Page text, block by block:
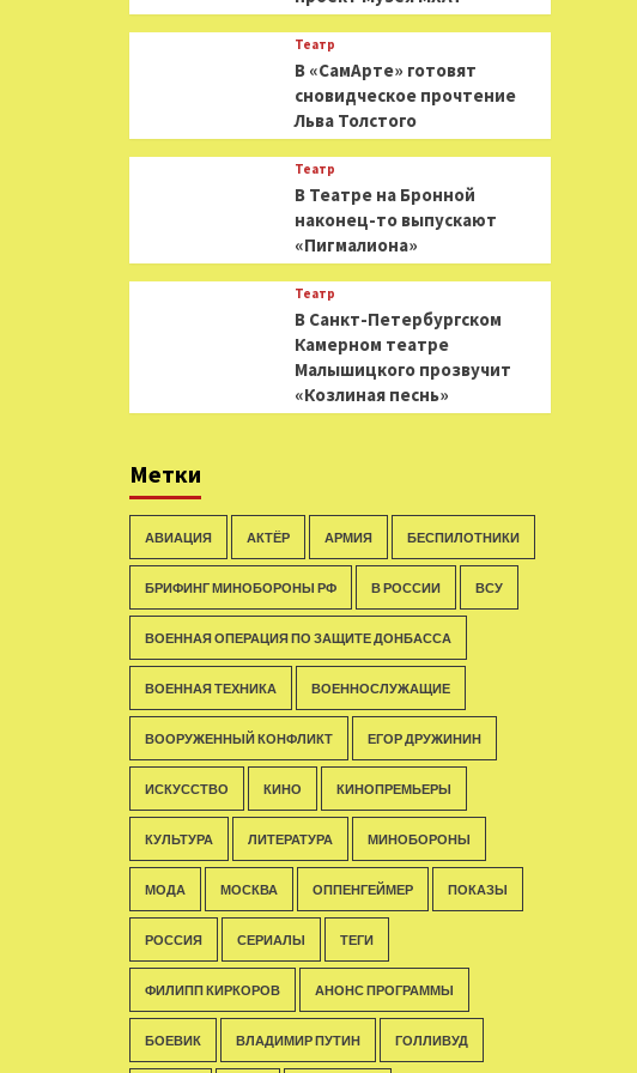
Театр
В «СамАрте» готовят
сновидческое прочтение
Льва Толстого
Театр
В Театре на Бронной
наконец-то выпускают
«Пигмалиона»
Театр
В Санкт-Петербургском
Камерном театре
Малышицкого прозвучит
«Козлиная песнь»
Метки
АВИАЦИЯ АКТЁР АРМИЯ БЕСПИЛОТНИКИ
БРИФИНГ МИНОБОРОНЫ РФ В РОССИИ ВСУ
ВОЕННАЯ ОПЕРАЦИЯ ПО ЗАЩИТЕ ДОНБАССА
ВОЕННАЯ ТЕХНИКА ВОЕННОСЛУЖАЩИЕ
ВООРУЖЕННЫЙ КОНФЛИКТ ЕГОР ДРУЖИНИН
ИСКУССТВО КИНО КИНОПРЕМЬЕРЫ
КУЛЬТУРА ЛИТЕРАТУРА МИНОБОРОНЫ
МОДА МОСКВА ОППЕНГЕЙМЕР ПОКАЗЫ
РОССИЯ СЕРИАЛЫ ТЕГИ
ФИЛИПП КИРКОРОВ АНОНС ПРОГРАММЫ
БОЕВИК ВЛАДИМИР ПУТИН ГОЛЛИВУД